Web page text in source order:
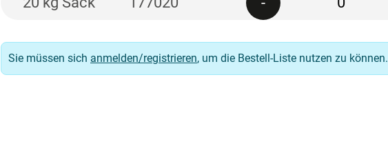
Sie müssen sich anmelden/registrieren, um die Bestell-Liste nutzen zu können.